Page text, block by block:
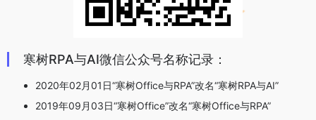
寒树RPA与AI微信公众号名称记录：
2020年02月01日“寒树Office与RPA”改名“寒树RPA与AI”
2019年09月03日“寒树Office”改名“寒树Office与RPA”